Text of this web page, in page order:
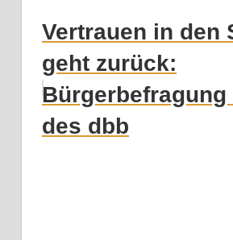
Vertrauen in den
geht zurück:
Bürgerbefragung
des dbb